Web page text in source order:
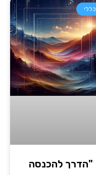
כללי
"הדרך להכנסה